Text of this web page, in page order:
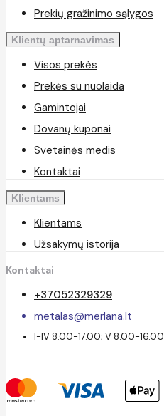
Prekių gražinimo sąlygos
Klientų aptarnavimas
Visos prekės
Prekės su nuolaida
Gamintojai
Dovanų kuponai
Svetainės medis
Kontaktai
Klientams
Klientams
Užsakymų istorija
Kontaktai
+37052329329
metalas@merlana.lt
I-IV 8.00-17.00; V 8.00-16.00